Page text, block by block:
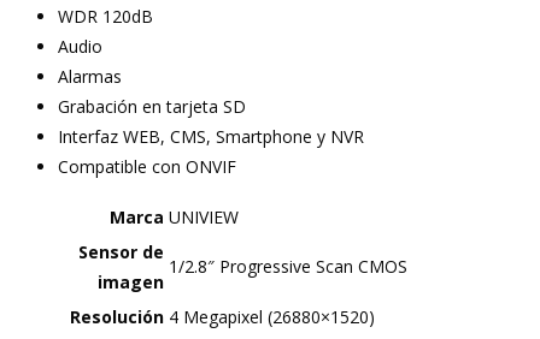
WDR 120dB
Audio
Alarmas
Grabación en tarjeta SD
Interfaz WEB, CMS, Smartphone y NVR
Compatible con ONVIF
Marca UNIVIEW
Sensor de
imagen
1/2.8″ Progressive Scan CMOS
Resolución 4 Megapixel (26880×1520)